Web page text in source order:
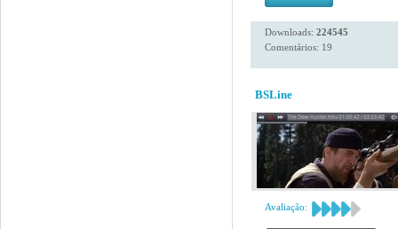
Downloads: 224545
Comentários: 19
BSLine
Avaliação: